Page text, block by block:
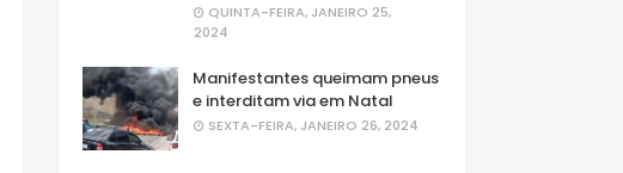
QUINTA-FEIRA, JANEIRO 25,
2024
Manifestantes queimam pneus
e interditam via em Natal
SEXTA-FEIRA, JANEIRO 26, 2024